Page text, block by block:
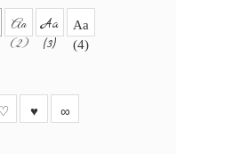
Aa
(2)
Aa
(3)
Aa
(4)
♥ ∞